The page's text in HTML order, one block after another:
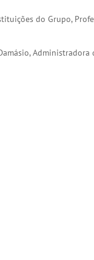
do Grupo,
Administradora